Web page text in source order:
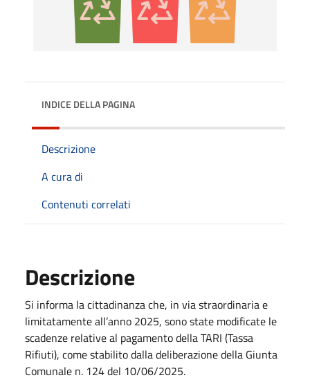
INDICE DELLA PAGINA
Descrizione
A cura di
Contenuti correlati
Descrizione
Si informa la cittadinanza che, in via straordinaria e
limitatamente all’anno 2025, sono state modificate le
scadenze relative al pagamento della TARI (Tassa
Rifiuti), come stabilito dalla deliberazione della Giunta
Comunale n. 124 del 10/06/2025.